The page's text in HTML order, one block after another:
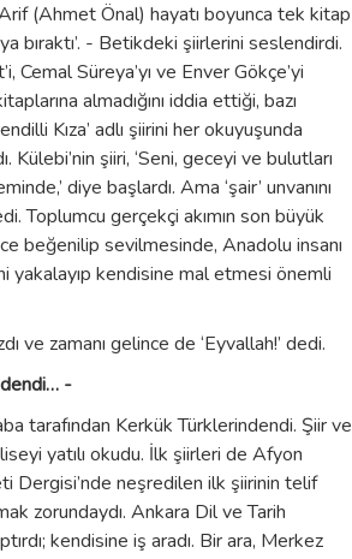
(Ahmet Önal) hayatı boyunca tek kitap
bıraktı’. - Betikdeki şiirlerini seslendirdi.
Cemal Süreya’yı ve Enver Gökçe’yi
almadığını iddia ettiği, bazı
Kıza’ adlı şiirini her okuyuşunda
şiiri, ‘Seni, geceyi ve bulutları
diye başlardı. Ama ‘şair’ unvanını
Toplumcu gerçekçi akımın son büyük
beğenilip sevilmesinde, Anadolu insanı
yakalayıp kendisine mal etmesi önemli
ve zamanı gelince de ‘Eyvallah!’ dedi.
-
tarafından Kerkük Türklerindendi. Şiir ve
yatılı okudu. İlk şiirleri de Afyon
Dergisi’nde neşredilen ilk şiirinin telif
zorundaydı. Ankara Dil ve Tarih
kendisine iş aradı. Bir ara, Merkez